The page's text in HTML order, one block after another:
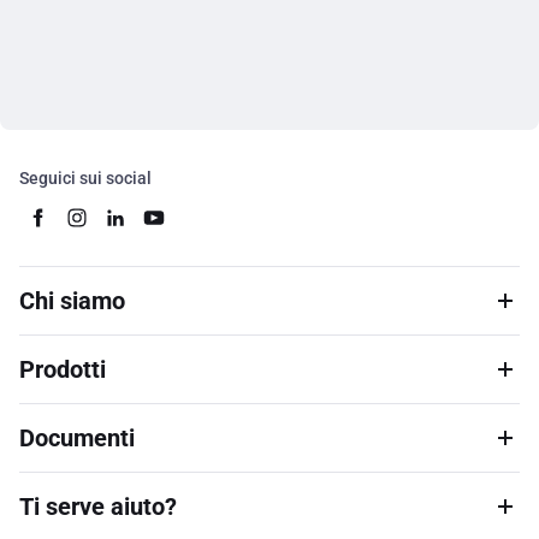
Seguici sui social
Chi siamo
Prodotti
Documenti
Ti serve aiuto?